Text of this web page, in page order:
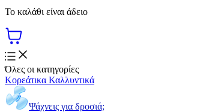
Το καλάθι είναι άδειο
Όλες οι κατηγορίες
Κορεάτικα Καλλυντικά
Ψάχνεις για δροσιά;